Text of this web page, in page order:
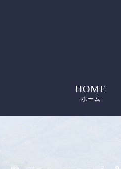
HOME
ホーム